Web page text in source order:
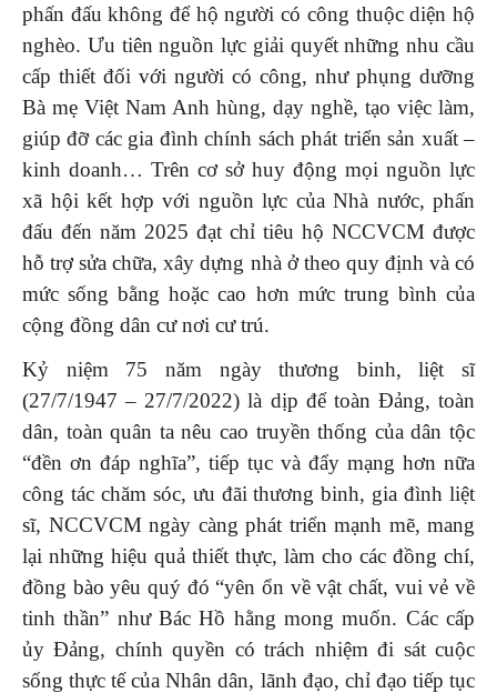
phấn đấu không để hộ người có công thuộc diện hộ
nghèo. Ưu tiên nguồn lực giải quyết những nhu cầu
cấp thiết đối với người có công, như phụng dưỡng
Bà mẹ Việt Nam Anh hùng, dạy nghề, tạo việc làm,
giúp đỡ các gia đình chính sách phát triển sản xuất –
kinh doanh… Trên cơ sở huy động mọi nguồn lực
xã hội kết hợp với nguồn lực của Nhà nước, phấn
đấu đến năm 2025 đạt chỉ tiêu hộ NCCVCM được
hỗ trợ sửa chữa, xây dựng nhà ở theo quy định và có
mức sống bằng hoặc cao hơn mức trung bình của
cộng đồng dân cư nơi cư trú.
Kỷ niệm 75 năm ngày thương binh, liệt sĩ
(27/7/1947 – 27/7/2022) là dịp để toàn Đảng, toàn
dân, toàn quân ta nêu cao truyền thống của dân tộc
“đền ơn đáp nghĩa”, tiếp tục và đẩy mạng hơn nữa
công tác chăm sóc, ưu đãi thương binh, gia đình liệt
sĩ, NCCVCM ngày càng phát triển mạnh mẽ, mang
lại những hiệu quả thiết thực, làm cho các đồng chí,
đồng bào yêu quý đó “yên ổn về vật chất, vui vẻ về
tinh thần” như Bác Hồ hằng mong muốn. Các cấp
ủy Đảng, chính quyền có trách nhiệm đi sát cuộc
sống thực tế của Nhân dân, lãnh đạo, chỉ đạo tiếp tục